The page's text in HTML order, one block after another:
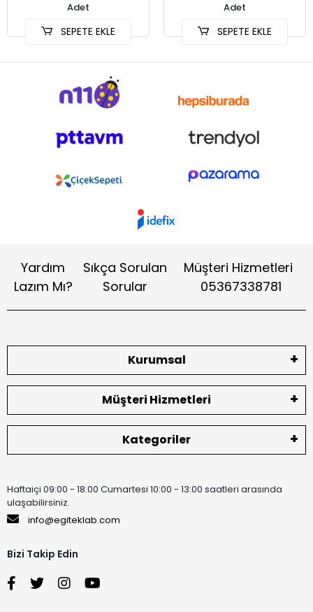
Adet
SEPETE EKLE
Adet
SEPETE EKLE
Yardım
Lazım Mı?
Sıkça Sorulan
Sorular
Müşteri Hizmetleri
05367338781
Kurumsal
Müşteri Hizmetleri
Kategoriler
Haftaiçi 09:00 - 18:00 Cumartesi 10:00 - 13:00 saatleri arasında
ulaşabilirsiniz.
info@egiteklab.com
Bizi Takip Edin